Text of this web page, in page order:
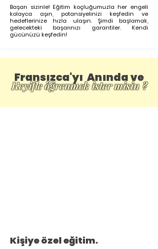
Başarı sizinle! Eğitim koçluğumuzla her engeli
kolayca aşın, potansiyelinizi keşfedin ve
hedeflerinize hızla ulaşın. Şimdi başlamak,
gelecekteki başarınızı garantiler. Kendi
gücünüzü keşfedin!
Fransızca'yı Anında ve
Keyifle öğrenmek ister misin ?
Kişiye özel eğitim.